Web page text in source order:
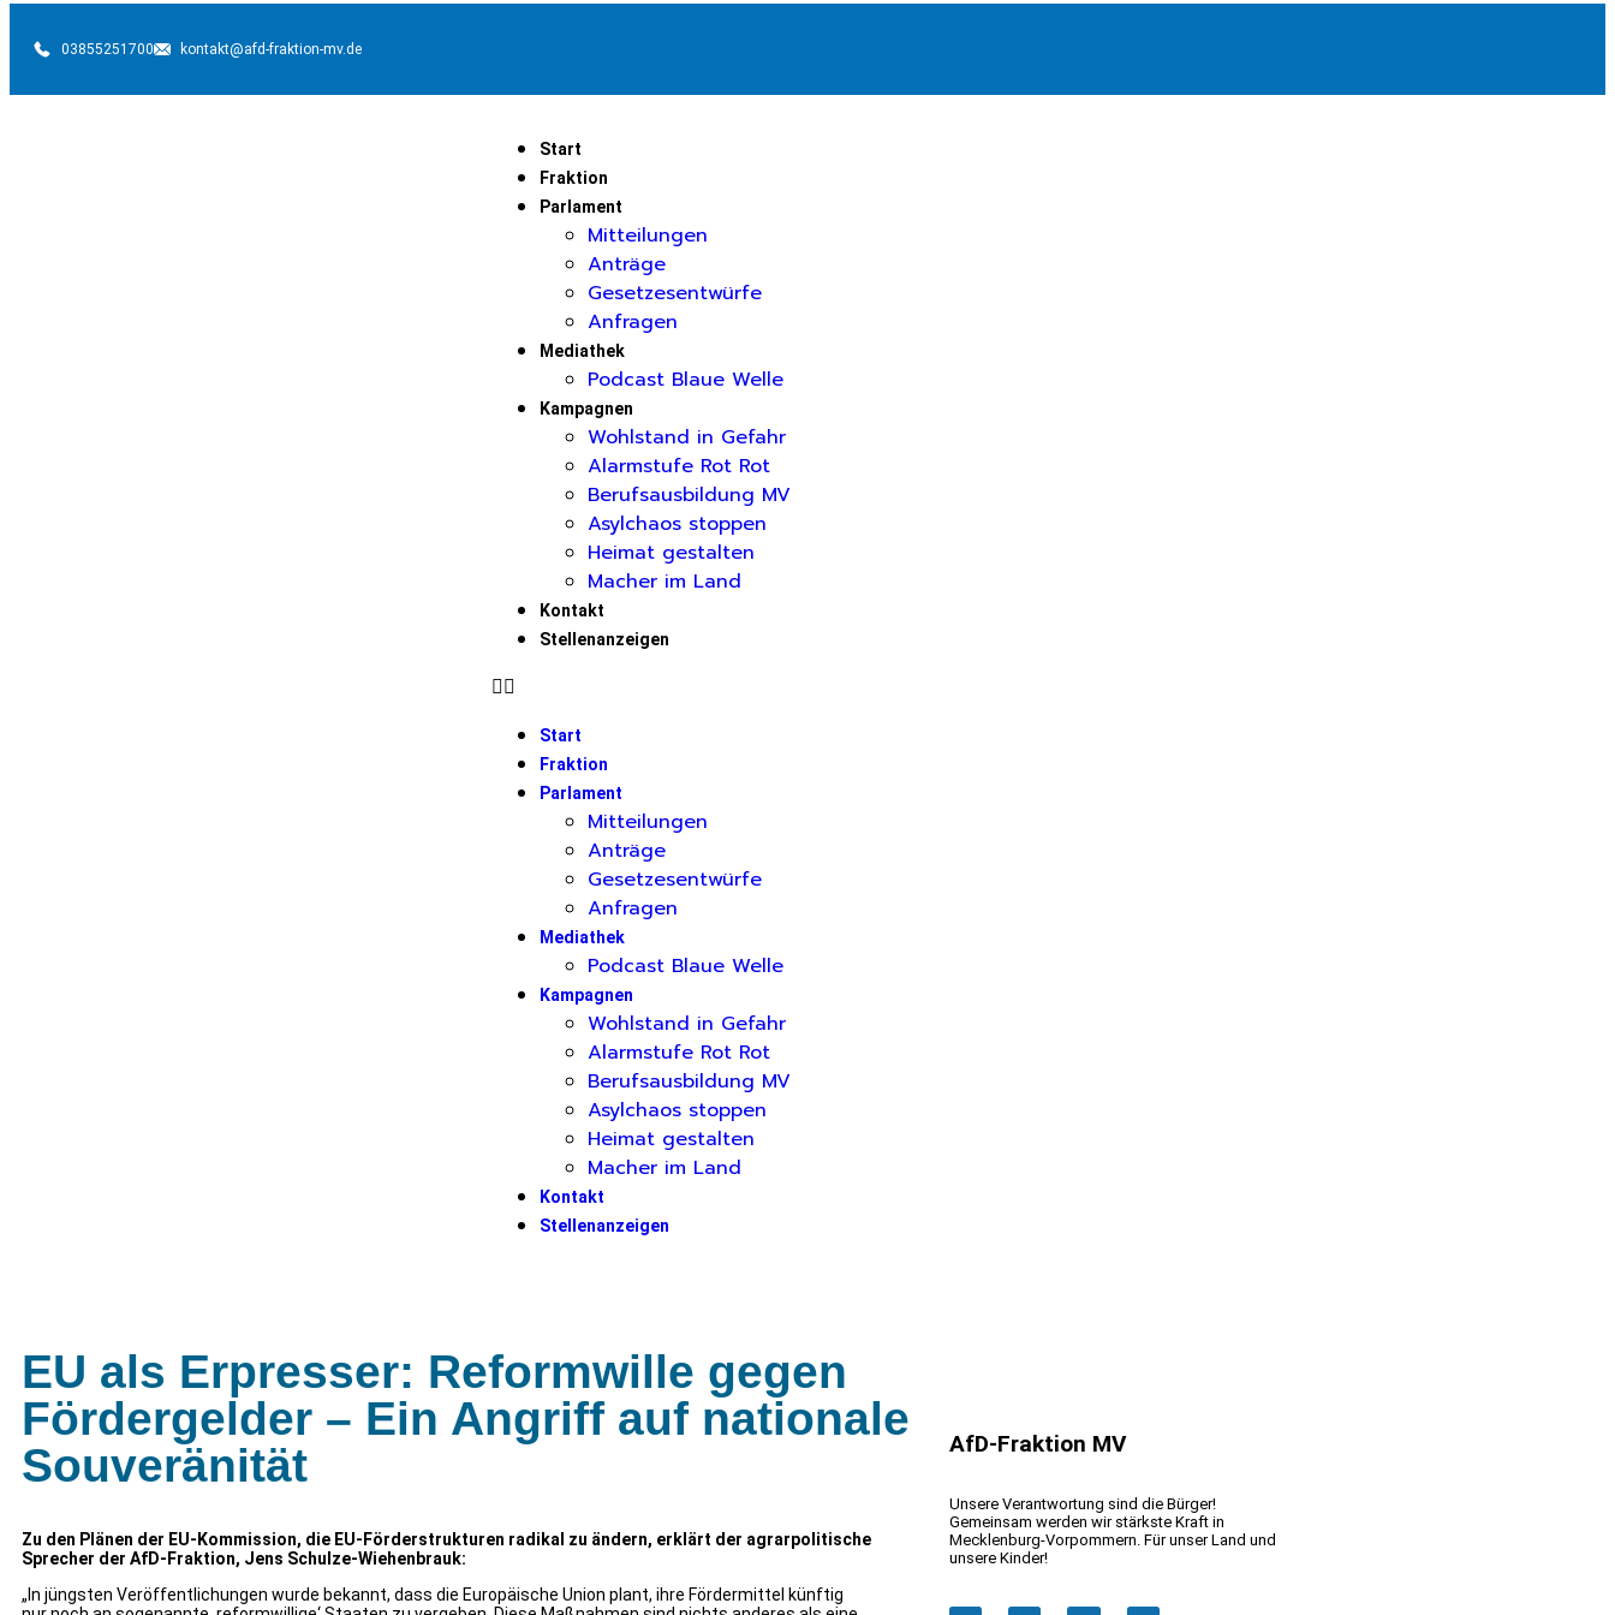
03855251700 kontakt@afd-fraktion-mv.de
Start
Fraktion
Parlament
Mitteilungen
Anträge
Gesetzesentwürfe
Anfragen
Mediathek
Podcast Blaue Welle
Kampagnen
Wohlstand in Gefahr
Alarmstufe Rot Rot
Berufsausbildung MV
Asylchaos stoppen
Heimat gestalten
Macher im Land
Kontakt
Stellenanzeigen
Start
Fraktion
Parlament
Mitteilungen
Anträge
Gesetzesentwürfe
Anfragen
Mediathek
Podcast Blaue Welle
Kampagnen
Wohlstand in Gefahr
Alarmstufe Rot Rot
Berufsausbildung MV
Asylchaos stoppen
Heimat gestalten
Macher im Land
Kontakt
Stellenanzeigen
EU als Erpresser: Reformwille gegen
Fördergelder – Ein Angriff auf nationale
Souveränität
Zu den Plänen der EU-Kommission, die EU-Förderstrukturen radikal zu ändern, erklärt der agrarpolitische
Sprecher der AfD-Fraktion, Jens Schulze-Wiehenbrauk:
„In jüngsten Veröffentlichungen wurde bekannt, dass die Europäische Union plant, ihre Fördermittel künftig
AfD-Fraktion MV
Unsere Verantwortung sind die Bürger!
Gemeinsam werden wir stärkste Kraft in
Mecklenburg-Vorpommern. Für unser Land und
unsere Kinder!